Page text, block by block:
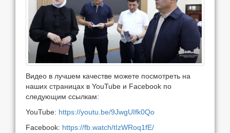
Видео в лучшем качестве можете посмотреть на
наших страницах в YouTube и Facebook по
следующим ссылкам:
YouTube: https://youtu.be/9JwgUIfk0Qo
Facebook: https://fb.watch/tIzWRoq1fE/